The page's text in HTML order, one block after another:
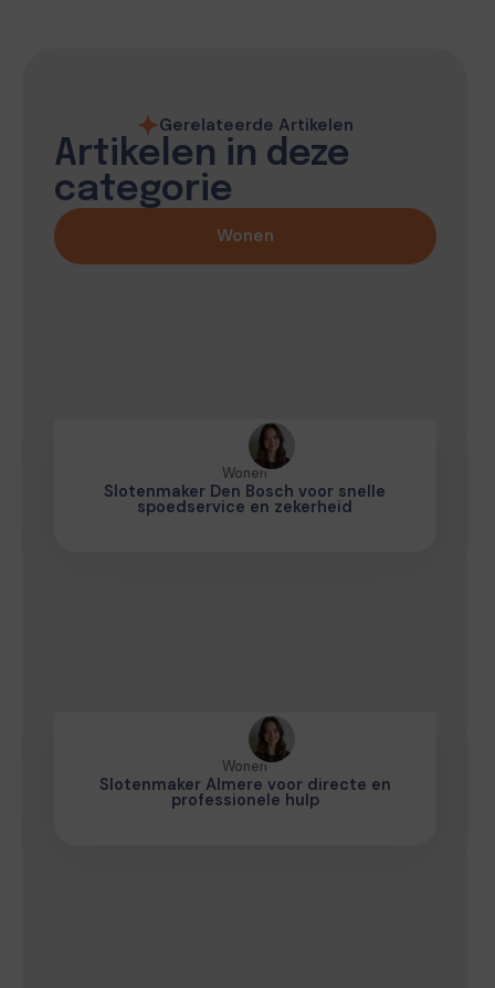
Gerelateerde Artikelen
Artikelen in deze
categorie
Wonen
Wonen
Slotenmaker Den Bosch voor snelle
spoedservice en zekerheid
Wonen
Slotenmaker Almere voor directe en
professionele hulp